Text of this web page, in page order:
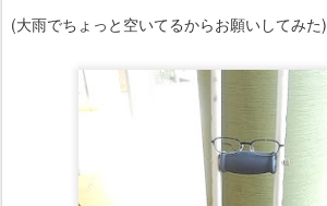
(大雨でちょっと空いてるからお願いしてみた)